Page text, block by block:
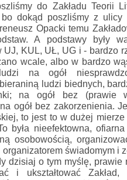
do Zakładu Teorii
bo dokąd poszliśmy z
Opacki temu
A podstawy były
KUL, UŁ, UG i - bardzo
wcale, albo w bardzo
na ogół
ludzi biednych,
na ogół bez (prawie
ogół bez zakorzenienia.
to jest to w dużej mierze
była nieefektowna,
osobowością,
organizatorem świadomym i
dzisiaj o tym myślę, prawie
i ukształtować Zakład,